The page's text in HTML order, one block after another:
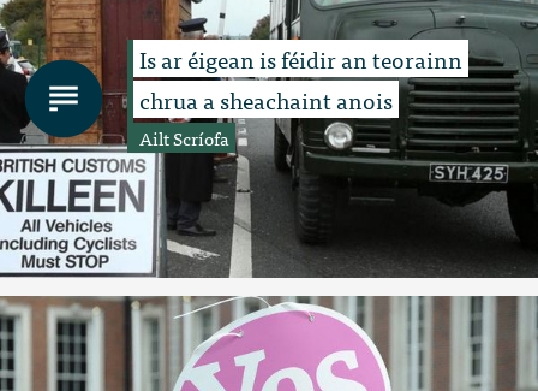
Is ar éigean is féidir an teorainn
chrua a sheachaint anois
Ailt Scríofa